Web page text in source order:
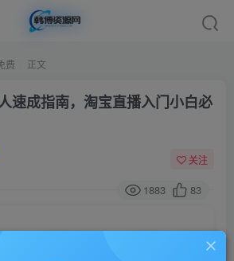
费 正文
速成指南，淘宝直播入门小白必
关注
1883 83